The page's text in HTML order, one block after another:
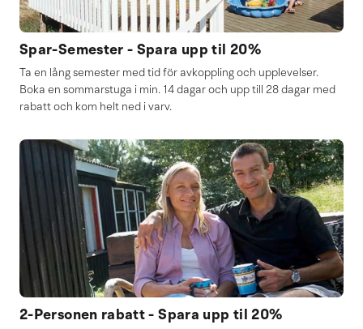
Spar-Semester - Spara upp til 20%
Ta en lång semester med tid för avkoppling och upplevelser.
Boka en sommarstuga i min. 14 dagar och upp till 28 dagar med
rabatt och kom helt ned i varv.
2-Personen rabatt - Spara upp til 20%